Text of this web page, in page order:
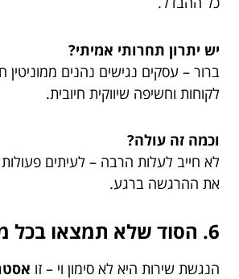
יש יתרון תחרותי אמיתי?
ברור – עסקים נגישים נהנים ממוניטין
לקוחות וחשיפה שיווקית חיובית.
וכמה זה עולה?
לא חייב לעלות הרבה – לעיתים
את ההרגשה ברגע.
6. הסוד שלא תמצאו בכל מקום
הנגשת שירות היא לא סימון וי – זו